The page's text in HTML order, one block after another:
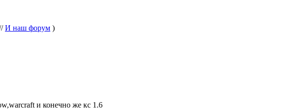
И наш форум )
и конечно же кс 1.6